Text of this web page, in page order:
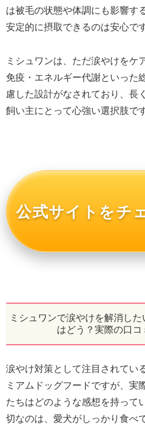
は被毛の状態や体調にも影響す
安定的に摂取できるのは安心です
ミシュワンは、ただ涙やけをケ
免疫・エネルギー代謝といった
慮した設計がなされており、長
飼い主にとって心強い選択肢です
公式サイトをチ
ミシュワンで涙やけを解消し
はどう？実際の口
涙やけ対策として注目されてい
ミアムドッグフードですが、実
たちはどのような感想を持って
切なのは、愛犬がしっかり食べ